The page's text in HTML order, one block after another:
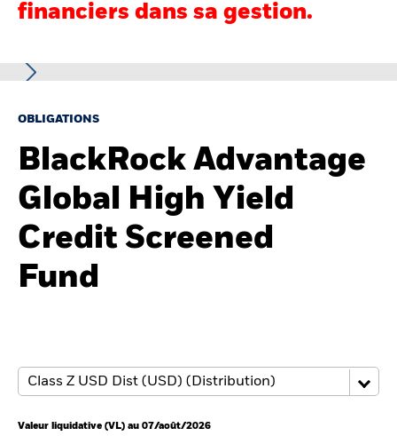
ETF iShares
Intermédiaires financiers
France
Change location
Notre société
financiers dans sa gestion.
OBLIGATIONS
BlackRock Advantage
Global High Yield
Credit Screened
Fund
Valeur liquidative (VL) au 07/août/2026